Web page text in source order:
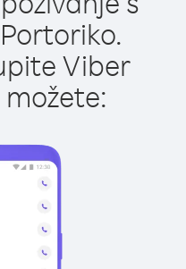
Viber